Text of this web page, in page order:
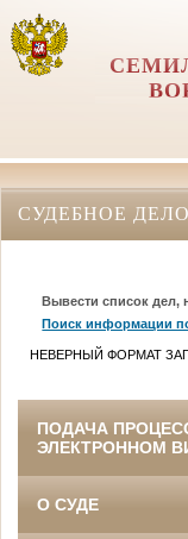
СУДЕБНОЕ
Вывести список дел,
Поиск информации
НЕВЕРНЫЙ ФОРМАТ
ПОДАЧА
ЭЛЕКТРОННОМ
О СУДЕ